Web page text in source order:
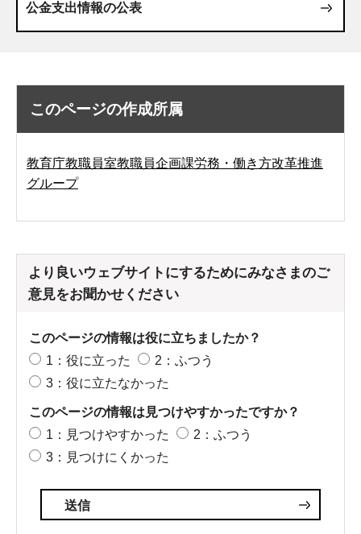
公金支出情報の公表
このページの作成所属
教育庁教職員室教職員企画課労務・働き方改革推進
グループ
より良いウェブサイトにするためにみなさまのご
意見をお聞かせください
このページの情報は役に立ちましたか？
1：役に立った
2：ふつう
3：役に立たなかった
このページの情報は見つけやすかったですか？
1：見つけやすかった
2：ふつう
3：見つけにくかった